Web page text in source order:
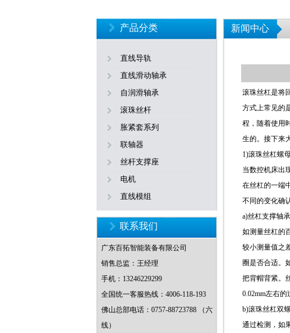
产品分类
直线导轨
直线滑动轴承
自润滑轴承
滚珠丝杆
胀紧套系列
联轴器
丝杆支撑座
电机
直线模组
联系我们
广东百拓智能装备有限公司
销售总监：王经理
手机：13246229299
全国统一客服热线：4006-118-193
佛山总部电话：0757-88723788 （六
线）
新闻中心
滚珠丝杠是将
方式上常见的
程，随着使用
生的。接下来
1)滚珠丝杠螺
当数控机床出
在丝杠的一端
不同的变化确
a)丝杠支撑轴
如测量丝杠的
较小测量值之
圈是否合适。
把背帽背紧。
0.02mm左右的
b)滚珠丝杠双
通过检测，如